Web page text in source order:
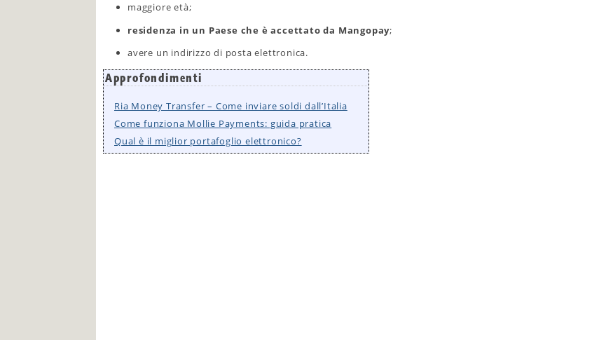
maggiore età;
residenza in un Paese che è accettato da Mangopay;
avere un indirizzo di posta elettronica.
Approfondimenti
Ria Money Transfer – Come inviare soldi dall’Italia
Come funziona Mollie Payments: guida pratica
Qual è il miglior portafoglio elettronico?